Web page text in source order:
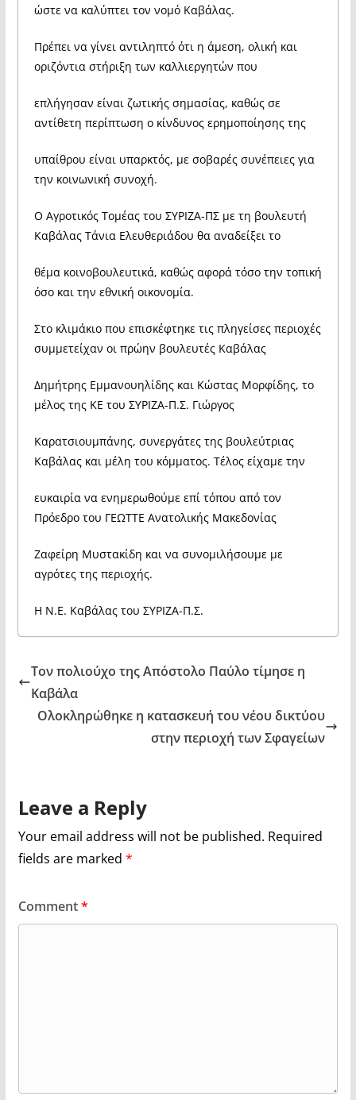
ώστε να καλύπτει τον νομό Καβάλας.
Πρέπει να γίνει αντιληπτό ότι η άμεση, ολική και
οριζόντια στήριξη των καλλιεργητών που
επλήγησαν είναι ζωτικής σημασίας, καθώς σε
αντίθετη περίπτωση ο κίνδυνος ερημοποίησης της
υπαίθρου είναι υπαρκτός, με σοβαρές συνέπειες για
την κοινωνική συνοχή.
Ο Αγροτικός Τομέας του ΣΥΡΙΖΑ-ΠΣ με τη βουλευτή
Καβάλας Τάνια Ελευθεριάδου θα αναδείξει το
θέμα κοινοβουλευτικά, καθώς αφορά τόσο την τοπική
όσο και την εθνική οικονομία.
Στο κλιμάκιο που επισκέφτηκε τις πληγείσες περιοχές
συμμετείχαν οι πρώην βουλευτές Καβάλας
Δημήτρης Εμμανουηλίδης και Κώστας Μορφίδης, το
μέλος της ΚΕ του ΣΥΡΙΖΑ-Π.Σ. Γιώργος
Καρατσιουμπάνης, συνεργάτες της βουλεύτριας
Καβάλας και μέλη του κόμματος. Τέλος είχαμε την
ευκαιρία να ενημερωθούμε επί τόπου από τον
Πρόεδρο του ΓΕΩΤΤΕ Ανατολικής Μακεδονίας
Ζαφείρη Μυστακίδη και να συνομιλήσουμε με
αγρότες της περιοχής.
Η Ν.Ε. Καβάλας του ΣΥΡΙΖΑ-Π.Σ.
Τον πολιούχο της Απόστολο Παύλο τίμησε η
Καβάλα
Ολοκληρώθηκε η κατασκευή του νέου δικτύου
στην περιοχή των Σφαγείων
Leave a Reply
Your email address will not be published. Required
fields are marked *
Comment*